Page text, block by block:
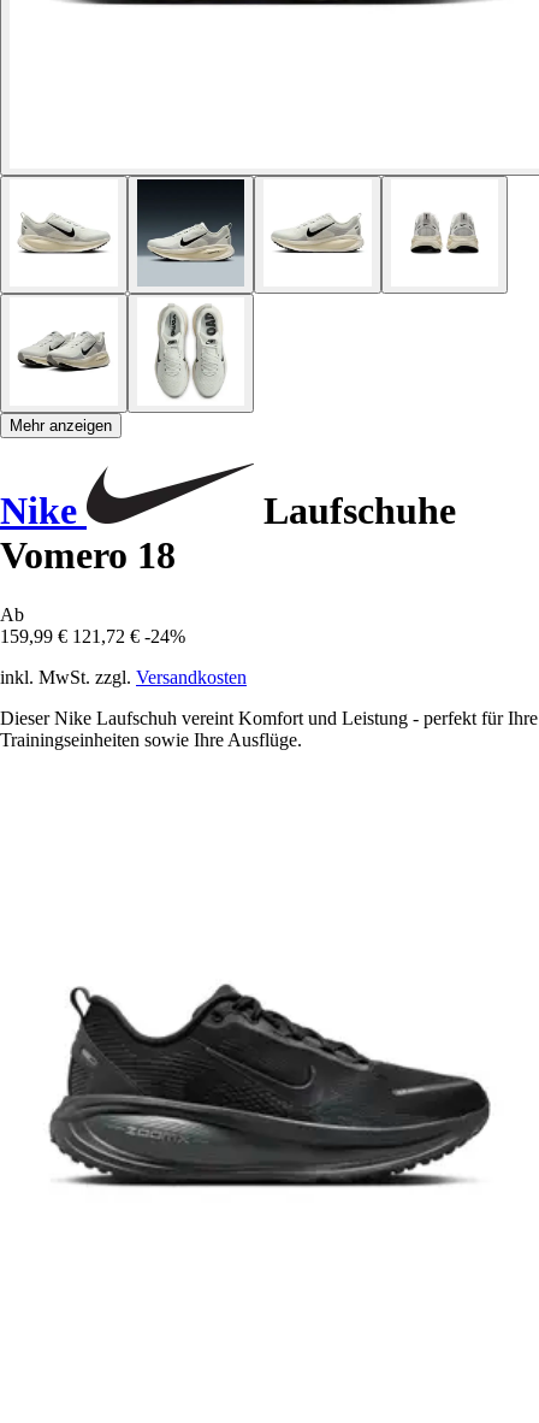
Mehr anzeigen
Nike
Laufschuhe
Vomero 18
Ab
159,99 € 121,72 € -24%
inkl. MwSt. zzgl. Versandkosten
Dieser Nike Laufschuh vereint Komfort und Leistung - perfekt für Ihre
Trainingseinheiten sowie Ihre Ausflüge.